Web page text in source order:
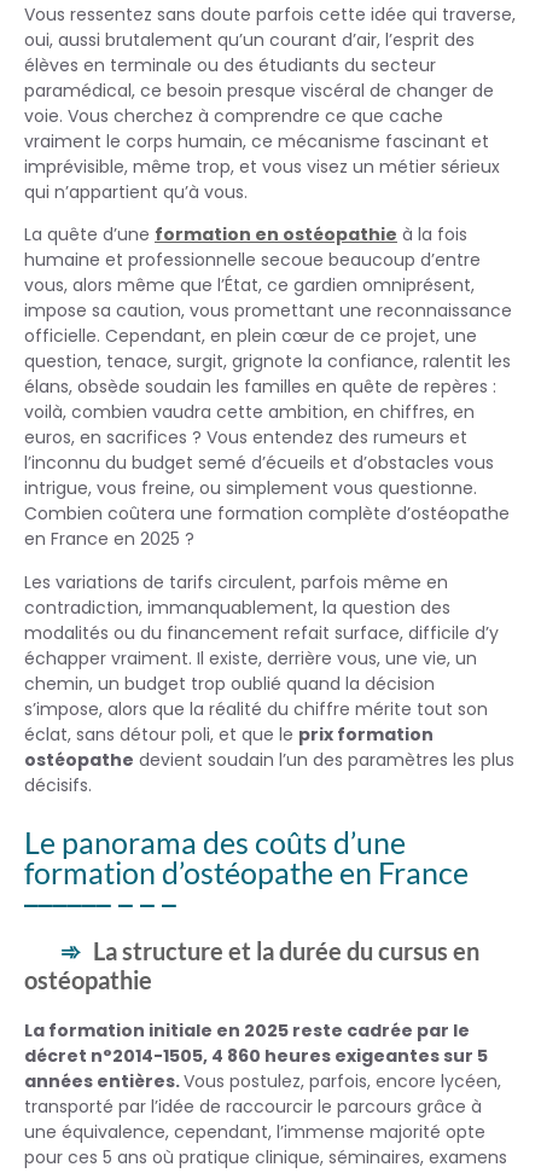
Vous ressentez sans doute parfois cette idée qui traverse,
oui, aussi brutalement qu’un courant d’air, l’esprit des
élèves en terminale ou des étudiants du secteur
paramédical, ce besoin presque viscéral de changer de
voie. Vous cherchez à comprendre ce que cache
vraiment le corps humain, ce mécanisme fascinant et
imprévisible, même trop, et vous visez un métier sérieux
qui n’appartient qu’à vous.
La quête d’une formation en ostéopathie à la fois
humaine et professionnelle secoue beaucoup d’entre
vous, alors même que l’État, ce gardien omniprésent,
impose sa caution, vous promettant une reconnaissance
officielle. Cependant, en plein cœur de ce projet, une
question, tenace, surgit, grignote la confiance, ralentit les
élans, obsède soudain les familles en quête de repères :
voilà, combien vaudra cette ambition, en chiffres, en
euros, en sacrifices ? Vous entendez des rumeurs et
l’inconnu du budget semé d’écueils et d’obstacles vous
intrigue, vous freine, ou simplement vous questionne.
Combien coûtera une formation complète d’ostéopathe
en France en 2025 ?
Les variations de tarifs circulent, parfois même en
contradiction, immanquablement, la question des
modalités ou du financement refait surface, difficile d’y
échapper vraiment. Il existe, derrière vous, une vie, un
chemin, un budget trop oublié quand la décision
s’impose, alors que la réalité du chiffre mérite tout son
éclat, sans détour poli, et que le prix formation
ostéopathe devient soudain l’un des paramètres les plus
décisifs.
Le panorama des coûts d’une
formation d’ostéopathe en France
La structure et la durée du cursus en
ostéopathie
La formation initiale en 2025 reste cadrée par le
décret n°2014-1505, 4 860 heures exigeantes sur 5
années entières.Vous postulez, parfois, encore lycéen,
transporté par l’idée de raccourcir le parcours grâce à
une équivalence, cependant, l’immense majorité opte
pour ces 5 ans où pratique clinique, séminaires, examens